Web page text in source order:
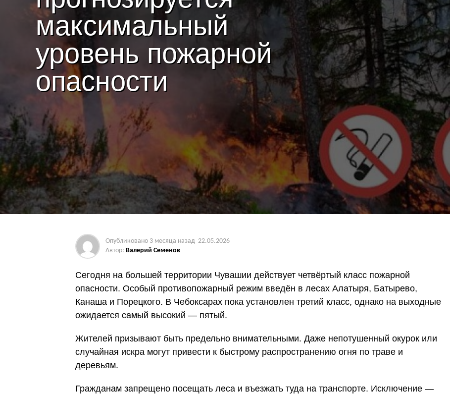
максимальный
уровень пожарной
опасности
Опубликовано 3 месяца назад 22.05.2026
Автор: Валерий Семенов
Сегодня на большей территории Чувашии действует четвёртый класс пожарной
опасности. Особый противопожарный режим введён в лесах Алатыря, Батырево,
Канаша и Порецкого. В Чебоксарах пока установлен третий класс, однако на выходные
ожидается самый высокий — пятый.
Жителей призывают быть предельно внимательными. Даже непотушенный окурок или
случайная искра могут привести к быстрому распространению огня по траве и
деревьям.
Гражданам запрещено посещать леса и въезжать туда на транспорте. Исключение —